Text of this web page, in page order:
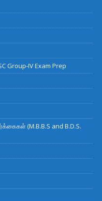
Group-IV Exam Prep
(M.B.B.S and B.D.S.